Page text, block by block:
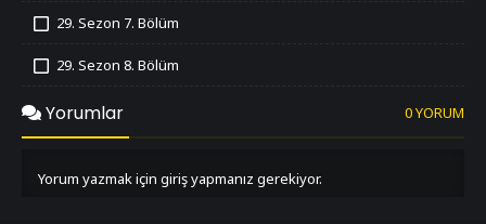
29. Sezon 7. Bölüm
29. Sezon 8. Bölüm
İzledim
29. Sezon 9. Bölüm
İzledim
29. Sezon 11. Bölüm
Yorumlar 0 YORUM
Yorum yazmak için giriş yapmanız gerekiyor.